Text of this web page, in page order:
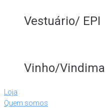
Vestuário/ EPI
Vinho/Vindima
Loja
Quem somos